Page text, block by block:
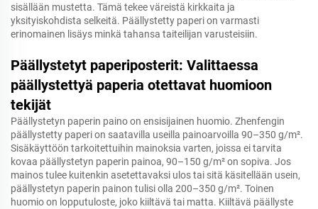
sisällään mustetta. Tämä tekee väreistä kirkkaita ja
yksityiskohdista selkeitä. Päällystetty paperi on varmasti
erinomainen lisäys minkä tahansa taiteilijan varusteisiin.
Päällystetyt paperiposterit: Valittaessa
päällystettyä paperia otettavat huomioon
tekijät
Päällystetyn paperin paino on ensisijainen huomio. Zhenfengin
päällystetty paperi on saatavilla useilla painoarvoilla 90–350 g/m².
Sisäkäyttöön tarkoitettuihin mainoksia varten, joissa ei tarvita
kovaa päällystetyn paperin painoa, 90–150 g/m² on sopiva. Jos
mainos tulee kuitenkin asetettavaksi ulos tai sitä käsitellään usein,
päällystetyn paperin painon tulisi olla 200–350 g/m². Toinen
huomio on lopputuloste, joko kiiltävä tai matta. Kiiltävä päällyste